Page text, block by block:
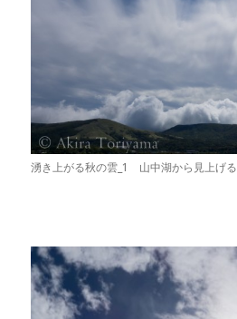
湧き上がる秋の雲_1 山中湖から見上げる